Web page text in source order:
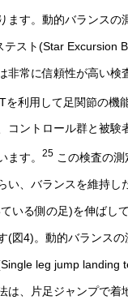
ます。動的バランスの
テスト(Star Excursion
非常に信頼性が高い検
を利用して足関節の機
コントロール群と被験
ます。 25この検査の測
い、バランスを維持し
いる側の足)を伸ばし
(図4)。動的バランス
leg jump landing
は、片足ジャンプで着